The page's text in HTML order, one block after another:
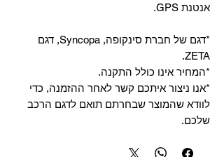
אנטנת GPS.
*דגם של חברת סינקופה, Syncopa, דגם
ZETA.
*המחיר אינו כולל התקנה.
*אנו ניצור איתכם קשר לאחר ההזמנה, כדי
לוודא שהמוצר שבחרתם תואם לדגם הרכב
שלכם.